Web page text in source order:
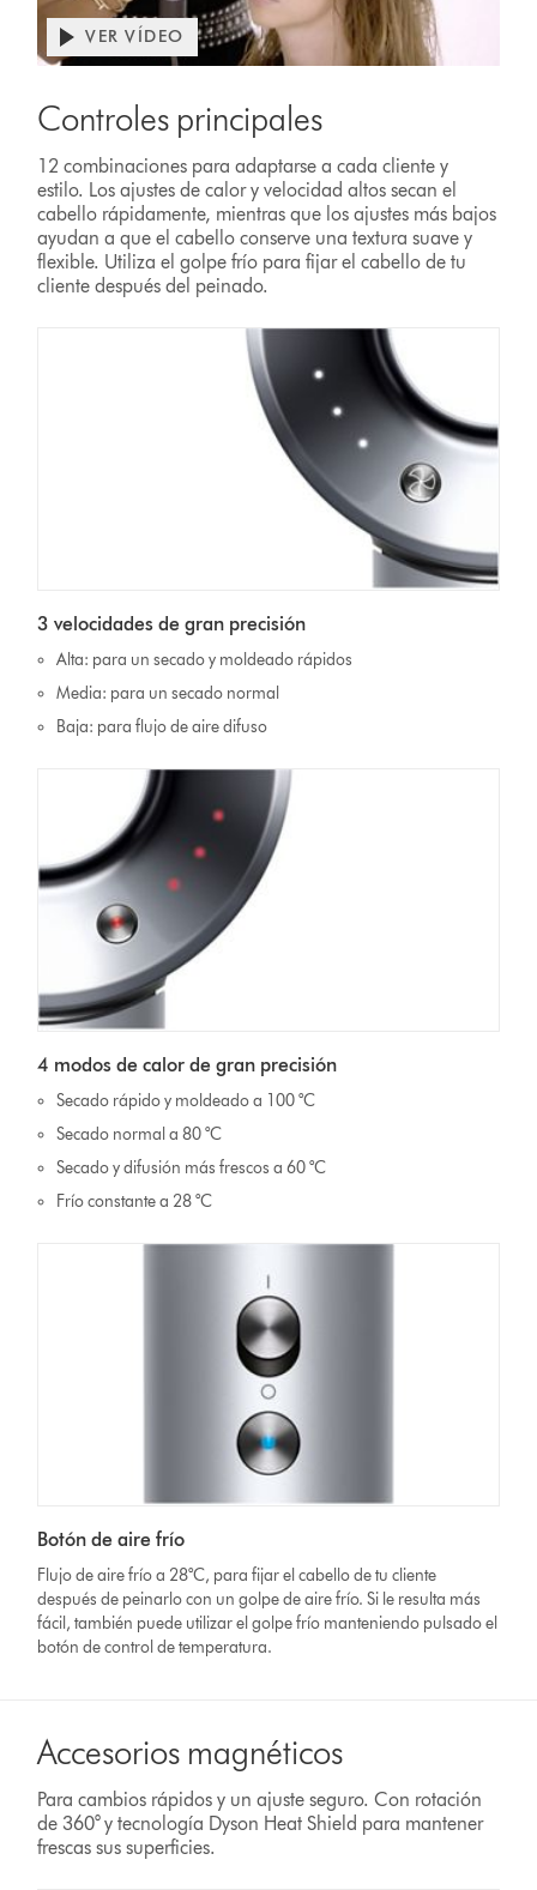
VER VÍDEO
Controles principales
12 combinaciones para adaptarse a cada cliente y
estilo. Los ajustes de calor y velocidad altos secan el
cabello rápidamente, mientras que los ajustes más bajos
ayudan a que el cabello conserve una textura suave y
flexible. Utiliza el golpe frío para fijar el cabello de tu
cliente después del peinado.
3 velocidades de gran precisión
Alta: para un secado y moldeado rápidos
Media: para un secado normal
Baja: para flujo de aire difuso
4 modos de calor de gran precisión
Secado rápido y moldeado a 100 °C
Secado normal a 80 °C
Secado y difusión más frescos a 60 °C
Frío constante a 28 °C
Botón de aire frío
Flujo de aire frío a 28°C, para fijar el cabello de tu cliente
después de peinarlo con un golpe de aire frío. Si le resulta más
fácil, también puede utilizar el golpe frío manteniendo pulsado el
botón de control de temperatura.
Accesorios magnéticos
Para cambios rápidos y un ajuste seguro. Con rotación
de 360° y tecnología Dyson Heat Shield para mantener
frescas sus superficies.